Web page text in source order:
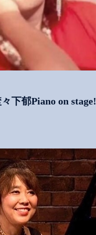
下郁Piano on stage!